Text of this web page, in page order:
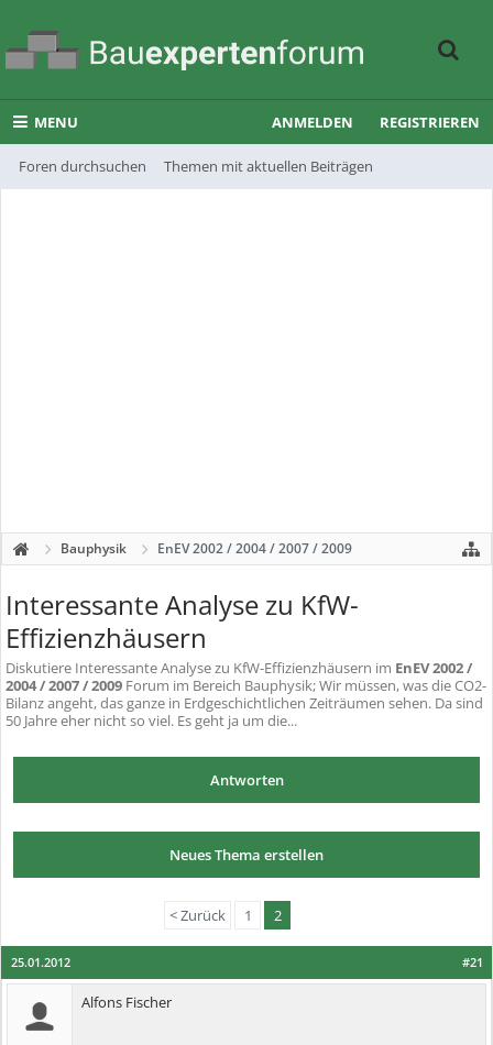
MENU
Foren durchsuchen Themen mit aktuellen Beiträgen
ANMELDEN REGISTRIEREN
Bauphysik EnEV 2002 / 2004 / 2007 / 2009
Interessante Analyse zu KfW-
Effizienzhäusern
Diskutiere Interessante Analyse zu KfW-Effizienzhäusern im EnEV 2002 /
2004 / 2007 / 2009 Forum im Bereich Bauphysik; Wir müssen, was die CO2-
Bilanz angeht, das ganze in Erdgeschichtlichen Zeiträumen sehen. Da sind
50 Jahre eher nicht so viel. Es geht ja um die...
Antworten
Neues Thema erstellen
< Zurück 1 2
#21
25.01.2012
Alfons Fischer